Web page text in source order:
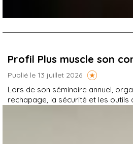
Profil Plus muscle son
Publié le 13 juillet 2026
Lors de son séminaire annuel,
rechapage, la sécurité et les outils